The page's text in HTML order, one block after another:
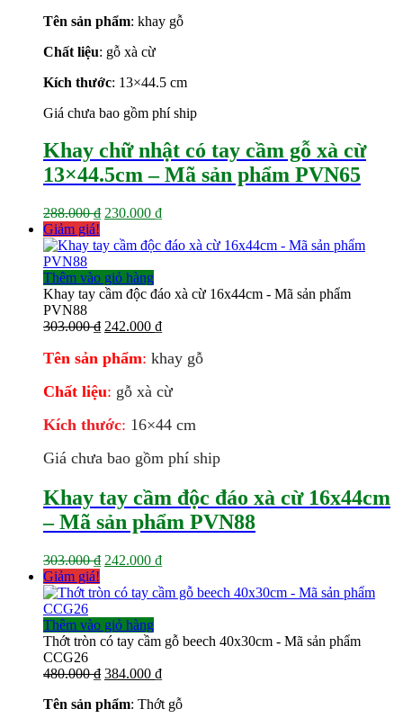
là:
tại
Tên sản phẩm: khay gỗ
Chất liệu: gỗ xà cừ
Kích thước: 13×44.5 cm
Giá chưa bao gồm phí ship
Khay chữ nhật có tay cầm gỗ xà cừ
13×44.5cm – Mã sản phẩm PVN65
288.000₫ Giá
là:
230.000 ₫Giá
tại
Giảm giá!
Thêm vào giỏ hàng
Khay tay cầm độc đáo xà cừ 16x44cm - Mã sản phẩm
PVN88
303.000₫ Giá
là:
242.000 ₫Giá
tại
242.000 ₫.
Tên sản phẩm: khay gỗ
Chất liệu: gỗ xà cừ
Kích thước: 16×44 cm
Giá chưa bao gồm phí ship
Khay tay cầm độc đáo xà cừ 16x44cm
– Mã sản phẩm PVN88
303.000₫ Giá
là:
242.000 ₫Giá
tại
Giảm giá!
Thêm vào giỏ hàng
Thớt tròn có tay cầm gỗ beech 40x30cm - Mã sản phẩm
CCG26
480.000₫ Giá
là:
384.000 ₫Giá
tại
Tên sản phẩm: Thớt gỗ